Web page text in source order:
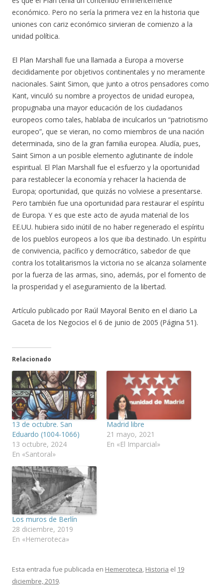
económico. Pero no sería la primera vez en la historia que
uniones con cariz económico sirvieran de comienzo a la
unidad política.
El Plan Marshall fue una llamada a Europa a moverse
decididamente por objetivos continentales y no meramente
nacionales. Saint Simon, que junto a otros pensadores como
Kant, vinculó su nombre a proyectos de unidad europea,
propugnaba una mayor educación de los ciudadanos
europeos como tales, hablaba de inculcarlos un “patriotismo
europeo”, que se vieran, no como miembros de una nación
determinada, sino de la gran familia europea. Aludía, pues,
Saint Simon a un posible elemento aglutinante de índole
espiritual. El Plan Marshall fue el esfuerzo y la oportunidad
para restablecer la economía y rehacer la hacienda de
Europa; oportunidad, que quizás no volviese a presentarse.
Pero también fue una oportunidad para restaurar el espíritu
de Europa. Y es que este acto de ayuda material de los
EE.UU. hubiera sido inútil de no haber regenerado el espíritu
de los pueblos europeos a los que iba destinado. Un espíritu
de convivencia, pacífico y democrático, sabedor de que
contra los totalitarismos la victoria no se alcanza solamente
por la fuerza de las armas, sino, además, por el fomento de
la prosperidad y el aseguramiento de la libertad.
Artículo publicado por Raúl Mayoral Benito en el diario La
Gaceta de los Negocios el 6 de junio de 2005 (Página 51).
Relacionado
13 de octubre. San
Eduardo (1004-1066)
13 octubre, 2024
En «Santoral»
Madrid libre
21 mayo, 2021
En «El Imparcial»
Los muros de Berlín
28 diciembre, 2019
En «Hemeroteca»
Esta entrada fue publicada en Hemeroteca, Historia el 19
diciembre, 2019.